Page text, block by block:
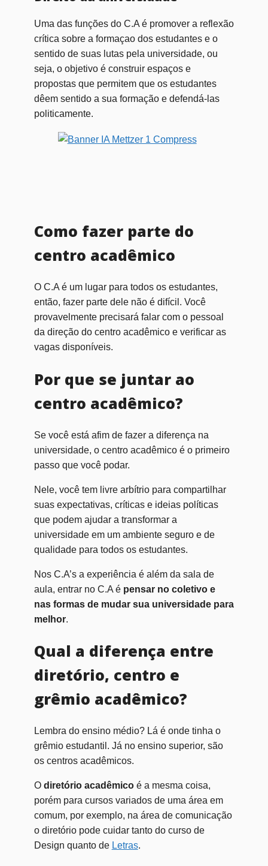
Uma das funções do C.A é promover a reflexão
crítica sobre a formaçao dos estudantes e o
sentido de suas lutas pela universidade, ou
seja, o objetivo é construir espaços e
propostas que permitem que os estudantes
dêem sentido a sua formação e defendá-las
politicamente.
Como fazer parte do
centro acadêmico
O C.A é um lugar para todos os estudantes,
então, fazer parte dele não é difícil. Você
provavelmente precisará falar com o pessoal
da direção do centro acadêmico e verificar as
vagas disponíveis.
Por que se juntar ao
centro acadêmico?
Se você está afim de fazer a diferença na
universidade, o centro acadêmico é o primeiro
passo que você podar.
Nele, você tem livre arbítrio para compartilhar
suas expectativas, críticas e ideias políticas
que podem ajudar a transformar a
universidade em um ambiente seguro e de
qualidade para todos os estudantes.
Nos C.A’s a experiência é além da sala de
aula, entrar no C.A épensar no coletivo e
nas formas de mudar sua universidade para
melhor.
Qual a diferença entre
diretório, centro e
grêmio acadêmico?
Lembra do ensino médio? Lá é onde tinha o
grêmio estudantil. Já no ensino superior, são
os centros acadêmicos.
Odiretório acadêmicoé a mesma coisa,
porém para cursos variados de uma área em
comum, por exemplo, na área de comunicação
o diretório pode cuidar tanto do curso de
Design quanto de Letras.